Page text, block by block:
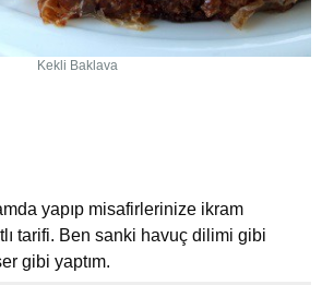
Kekli Baklava
yapıp misafirlerinize ikram
tarifi. Ben sanki havuç dilimi gibi
gibi yaptım.